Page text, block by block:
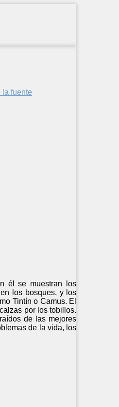
la fuente
él se muestran los
los bosques, y los
Tintín o Camus. El
por los tobillos.
de las mejores
de la vida, los